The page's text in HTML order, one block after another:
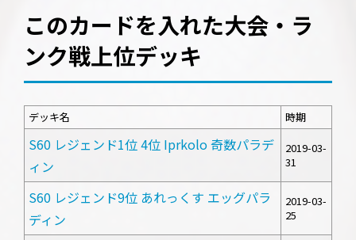
このカードを入れた大会・ラ
ンク戦上位デッキ
デッキ名 時期
S60 レジェンド1位 4位 Iprkolo 奇数パラデ
ィン
2019-03-
31
S60 レジェンド9位 あれっくす エッグパラ
ディン
2019-03-
25